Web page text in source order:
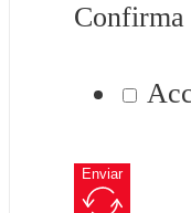
Confirma
Enviar